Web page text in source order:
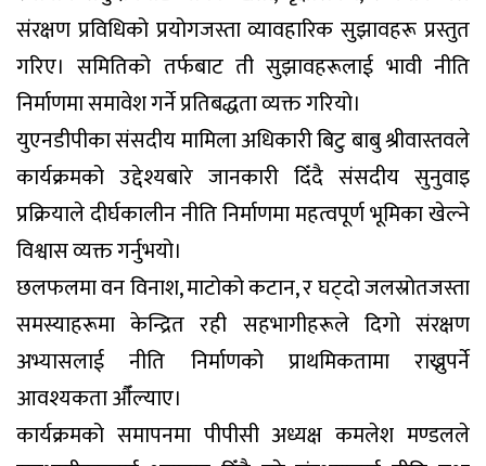
संरक्षण प्रविधिको प्रयोगजस्ता व्यावहारिक सुझावहरू प्रस्तुत
गरिए। समितिको तर्फबाट ती सुझावहरूलाई भावी नीति
निर्माणमा समावेश गर्ने प्रतिबद्धता व्यक्त गरियो।
युएनडीपीका संसदीय मामिला अधिकारी बिटु बाबु श्रीवास्तवले
कार्यक्रमको उद्देश्यबारे जानकारी दिँदै संसदीय सुनुवाइ
प्रक्रियाले दीर्घकालीन नीति निर्माणमा महत्वपूर्ण भूमिका खेल्ने
विश्वास व्यक्त गर्नुभयो।
छलफलमा वन विनाश, माटोको कटान, र घट्दो जलस्रोतजस्ता
समस्याहरूमा केन्द्रित रही सहभागीहरूले दिगो संरक्षण
अभ्यासलाई नीति निर्माणको प्राथमिकतामा राख्नुपर्ने
आवश्यकता औँल्याए।
कार्यक्रमको समापनमा पीपीसी अध्यक्ष कमलेश मण्डलले